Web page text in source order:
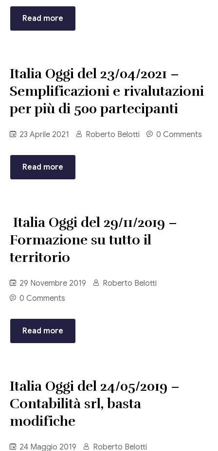
Read more
Italia Oggi del 23/04/2021 –
Semplificazioni e rivalutazioni
per più di 500 partecipanti
23 Aprile 2021 Roberto Belotti 0 Comments
Read more
Italia Oggi del 29/11/2019 –
Formazione su tutto il
territorio
29 Novembre 2019
Roberto Belotti
0 Comments
Read more
Italia Oggi del 24/05/2019 –
Contabilità srl, basta
modifiche
24 Maggio 2019 Roberto Belotti